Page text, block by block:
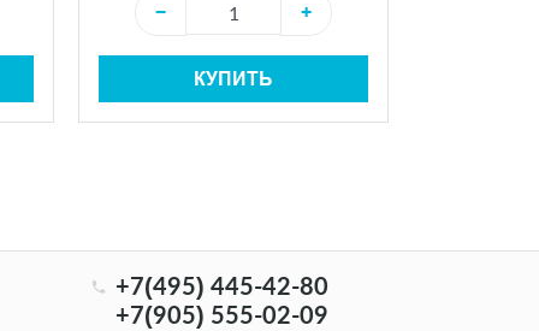
−
+
КУПИТЬ
+7(495) 445-42-80
+7(905) 555-02-09